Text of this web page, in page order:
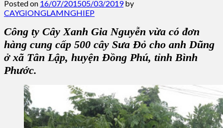
Posted on 16/07/201505/03/2019by
CAYGIONGLAMNGHIEP
Công ty Cây Xanh Gia Nguyễn vừa có đơn
hàng cung cấp 500 cây Sưa Đỏ cho anh Dũng
ở xã Tân Lập, huyện Đồng Phú, tỉnh Bình
Phước.